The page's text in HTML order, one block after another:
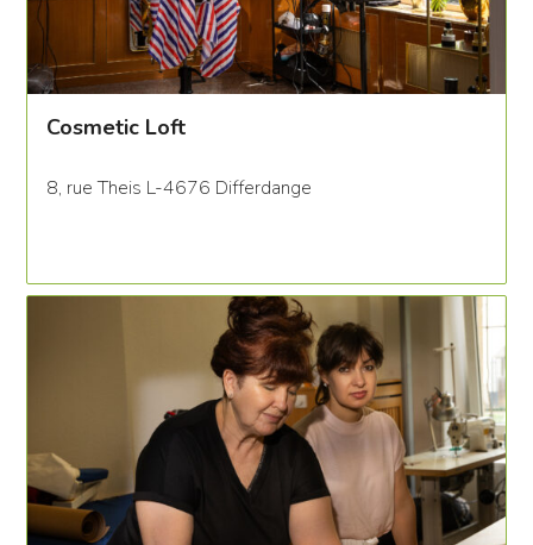
Cosmetic Loft
8, rue Theis L-4676 Differdange